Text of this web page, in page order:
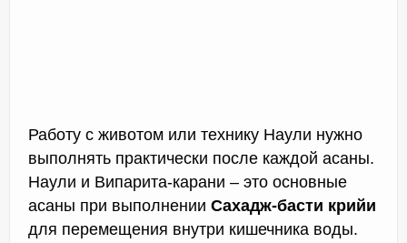
Работу с животом или технику Наули нужно
выполнять практически после каждой асаны.
Наули и Випарита-карани – это основные
асаны при выполнении Сахадж-басти крийи
для перемещения внутри кишечника воды.